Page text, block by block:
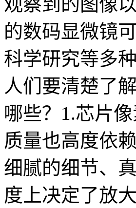
观察到的图像
的数码显微镜
科学研究等多
人们要清楚了
哪些？1.芯片
质量也高度依
细腻的细节、
度上决定了放